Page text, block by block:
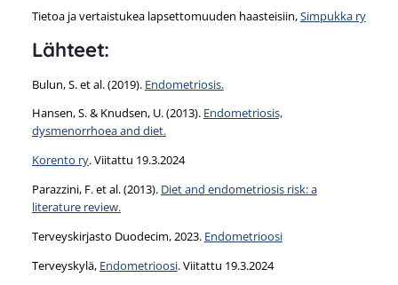
Tietoa ja vertaistukea lapsettomuuden haasteisiin,Simpukka ry
Lähteet:
Bulun, S. et al. (2019). Endometriosis.
Hansen, S. & Knudsen, U. (2013). Endometriosis,
dysmenorrhoea and diet.
Korento ry. Viitattu 19.3.2024
Parazzini, F. et al. (2013). Diet and endometriosis risk: a
literature review.
Terveyskirjasto Duodecim, 2023. Endometrioosi
Terveyskylä, Endometrioosi. Viitattu 19.3.2024